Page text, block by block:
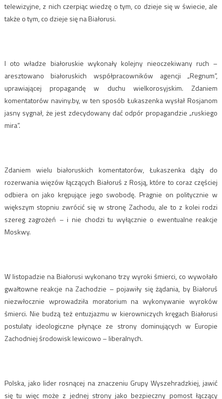
telewizyjne, z nich czerpiąc wiedzę o tym, co dzieje się w świecie, ale
także o tym, co dzieje się na Białorusi.
I oto władze białoruskie wykonały kolejny nieoczekiwany ruch –
aresztowano białoruskich współpracowników agencji „Regnum”,
uprawiającej propagandę w duchu wielkorosyjskim. Zdaniem
komentatorów naviny.by, w ten sposób Łukaszenka wysłał Rosjanom
jasny sygnał, że jest zdecydowany dać odpór propagandzie „ruskiego
mira”.
Zdaniem wielu białoruskich komentatorów, Łukaszenka dąży do
rozerwania więzów łączących Białoruś z Rosją, które to coraz częściej
odbiera on jako krępujące jego swobodę. Pragnie on politycznie w
większym stopniu zwrócić się w stronę Zachodu, ale to z kolei rodzi
szereg zagrożeń – i nie chodzi tu wyłącznie o ewentualne reakcje
Moskwy.
W listopadzie na Białorusi wykonano trzy wyroki śmierci, co wywołało
gwałtowne reakcje na Zachodzie – pojawiły się żądania, by Białoruś
niezwłocznie wprowadziła moratorium na wykonywanie wyroków
śmierci. Nie budzą też entuzjazmu w kierowniczych kręgach Białorusi
postulaty ideologiczne płynące ze strony dominujących w Europie
Zachodniej środowisk lewicowo – liberalnych.
Polska, jako lider rosnącej na znaczeniu Grupy Wyszehradzkiej, jawić
się tu więc może z jednej strony jako bezpieczny pomost łączący